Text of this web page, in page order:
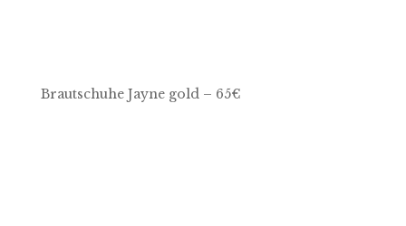
Brautschuhe Jayne gold – 65€